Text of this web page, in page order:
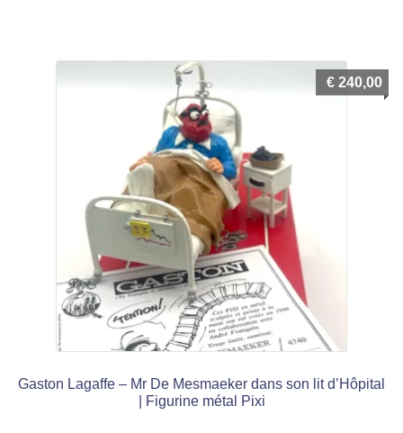
Gaston Lagaffe – Mr De Mesmaeker dans son lit d’Hôpital
| Figurine métal Pixi
€ 240,00